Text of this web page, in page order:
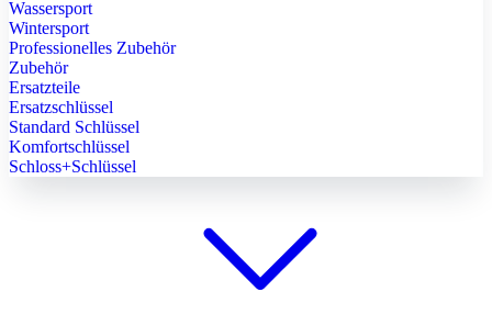
Wassersport
Wintersport
Professionelles Zubehör
Zubehör
Ersatzteile
Ersatzschlüssel
Standard Schlüssel
Komfortschlüssel
Schloss+Schlüssel